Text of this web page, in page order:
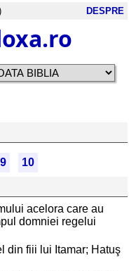
DESPRE
9
10
acelora care au
domniei regelui
din fiii lui Itamar; Hatuş